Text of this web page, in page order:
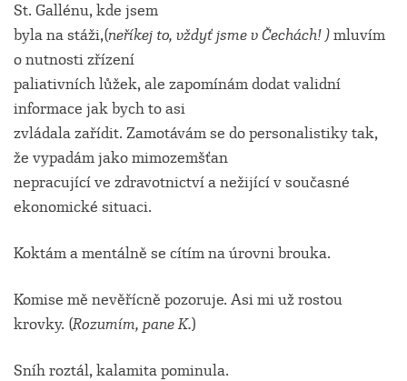
St. Gallénu, kde jsem
byla na stáži,(neříkej to, vždyť jsme v Čechách! )mluvím
o nutnosti zřízení
paliativních lůžek, ale zapomínám dodat validní
informace jak bych to asi
zvládala zařídit. Zamotávám se do personalistiky tak,
že vypadám jako mimozemšťan
nepracující ve zdravotnictví a nežijící v současné
ekonomické situaci.
Koktám a mentálně se cítím na úrovni brouka.
Komise mě nevěřícně pozoruje. Asi mi už rostou
krovky. (Rozumím, pane K.)
Sníh roztál, kalamita pominula.